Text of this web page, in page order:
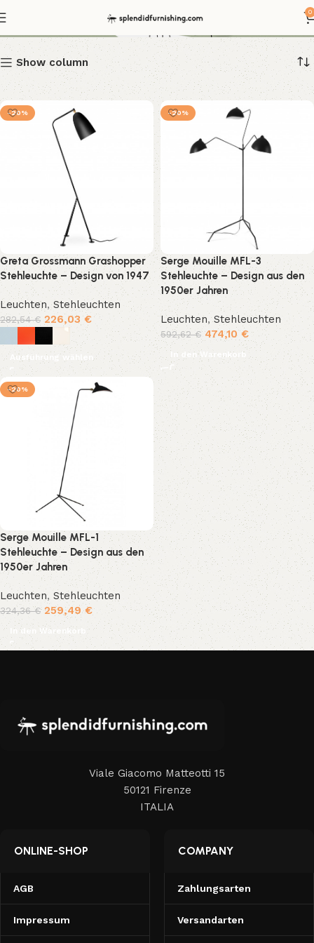
0
Stehleuchte 50er Jahre
Show column
-20%
Greta Grossmann Grashopper
Stehleuchte – Design von 1947
Leuchten,Stehleuchten
282,54€ 226,03€
Ausführung wählen
-20%
Serge Mouille MFL-3
Stehleuchte – Design aus den
1950er Jahren
Leuchten,Stehleuchten
592,62€ 474,10€
In den Warenkorb
-20%
Serge Mouille MFL-1
Stehleuchte – Design aus den
1950er Jahren
Leuchten, Stehleuchten
324,36€ 259,49€
In den Warenkorb
Viale Giacomo Matteotti 15
50121 Firenze
ITALIA
ONLINE-SHOP
AGB
Impressum
COMPANY
Zahlungsarten
Versandarten